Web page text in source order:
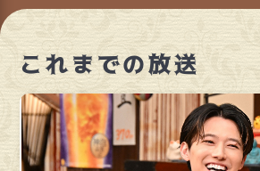
これまでの放送